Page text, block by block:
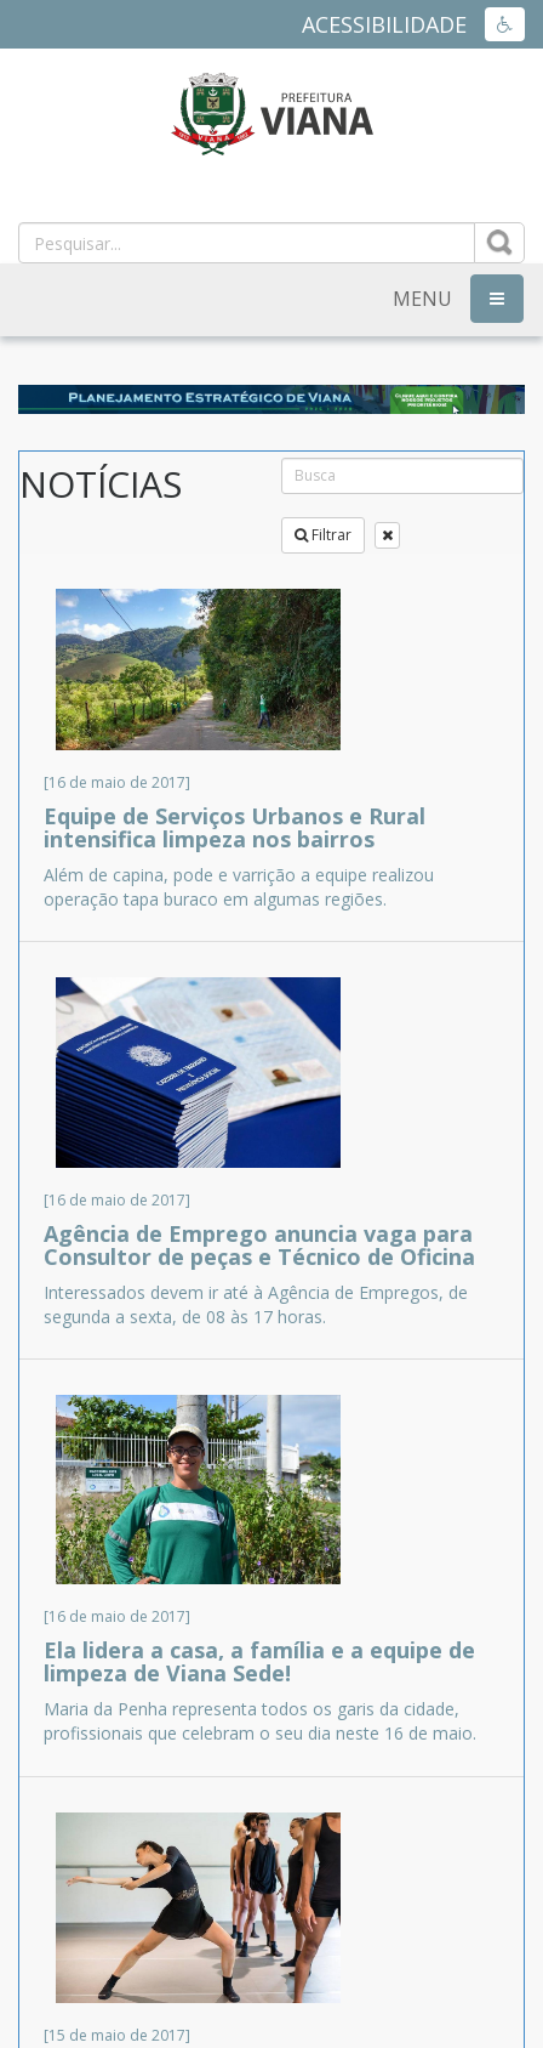
ACESSIBILIDADE
MUNICIPAL
DE
VIANA
ES
MENU
NOTÍCIAS
Filtrar
[16 de maio de 2017]
Equipe de Serviços Urbanos e Rural
intensifica limpeza nos bairros
Além de capina, pode e varrição a equipe realizou
operação tapa buraco em algumas regiões.
[16 de maio de 2017]
Agência de Emprego anuncia vaga para
Consultor de peças e Técnico de Oficina
Interessados devem ir até à Agência de Empregos, de
segunda a sexta, de 08 às 17 horas.
[16 de maio de 2017]
Ela lidera a casa, a família e a equipe de
limpeza de Viana Sede!
Maria da Penha representa todos os garis da cidade,
profissionais que celebram o seu dia neste 16 de maio.
[15 de maio de 2017]